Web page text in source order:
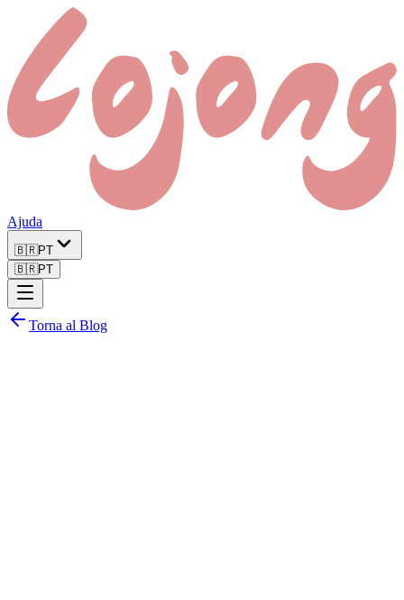
Ajuda
🇧🇷PT
🇧🇷PT
Torna al Blog